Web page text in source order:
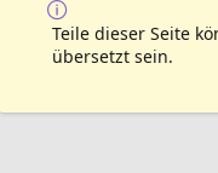
Teile dieser Seite
übersetzt sein.